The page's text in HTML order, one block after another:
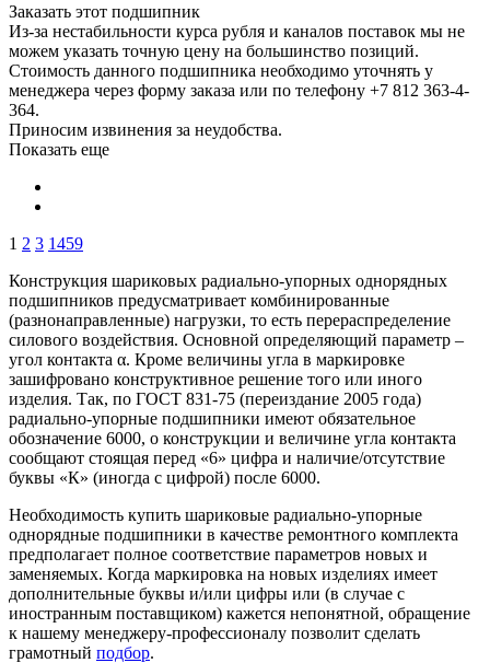
Заказать этот подшипник
Из-за нестабильности курса рубля и каналов поставок мы не
можем указать точную цену на большинство позиций.
Стоимость данного подшипника необходимо уточнять у
менеджера через форму заказа или по телефону +7 812 363-4-
364.
Приносим извинения за неудобства.
Показать еще
1 2 3 1459
Конструкция шариковых радиально-упорных однорядных
подшипников предусматривает комбинированные
(разнонаправленные) нагрузки, то есть перераспределение
силового воздействия. Основной определяющий параметр –
угол контакта α. Кроме величины угла в маркировке
зашифровано конструктивное решение того или иного
изделия. Так, по ГОСТ 831-75 (переиздание 2005 года)
радиально-упорные подшипники имеют обязательное
обозначение 6000, о конструкции и величине угла контакта
сообщают стоящая перед «6» цифра и наличие/отсутствие
буквы «К» (иногда с цифрой) после 6000.
Необходимость купить шариковые радиально-упорные
однорядные подшипники в качестве ремонтного комплекта
предполагает полное соответствие параметров новых и
заменяемых. Когда маркировка на новых изделиях имеет
дополнительные буквы и/или цифры или (в случае с
иностранным поставщиком) кажется непонятной, обращение
к нашему менеджеру-профессионалу позволит сделать
грамотный подбор.